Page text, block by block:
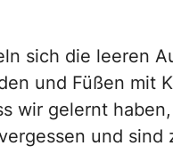
sich die leeren
und Füßen mit
wir gelernt
und sind